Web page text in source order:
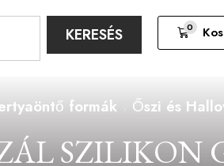
KERESÉS 0
formák Őszi és
SZILIKON